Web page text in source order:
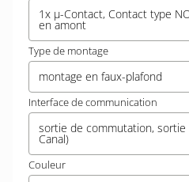
1x µ-Contact, Contact type
en amont
Type de montage
montage en faux-plafond
Interface de communication
sortie de commutation,
Canal)
Couleur